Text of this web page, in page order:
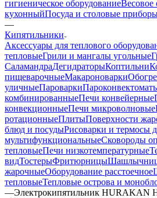
гигиеническое оборудованиеВесовое
кухонныйПосуда и столовые
—
Кипятильники
Аксессуары для теплового
тепловыеГрили и мангалы угольные
СаламандраДегидраторыКоптильни
пищеварочныеМакароноварки
уличныеПароварки
комбинированныеПечи конвейерные
конвекционныеПечи микроволновые
ротационныеПлитыПоверхности
блюд и посудыРисоварки и термосы
мультифункциональныеСковороды
тепловыеПечи низкотемпературные
видТостерыФритюрницы
жарочныеОборудование расстоечное
тепловыеТепловые острова и
—Электрокипятильник HURAKAN